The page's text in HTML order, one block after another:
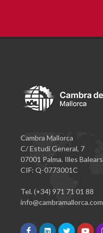
Cambra Mallorca
C/ Estudi General, 7
07001 Palma. Illes Balears
CIF: Q-0773001C
Tel. (+34) 971 71 01 88
info@cambramallorca.com